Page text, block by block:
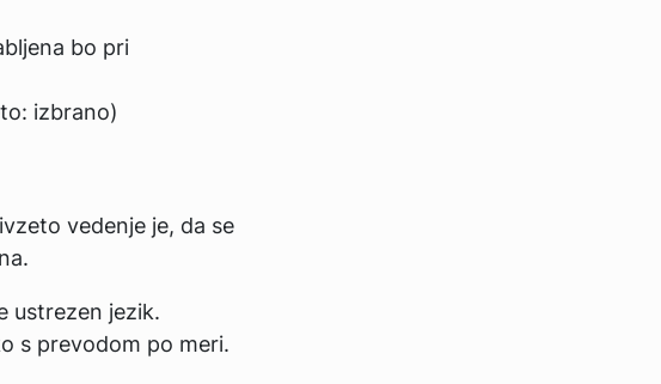
bo pri
izbrano)
vedenje je, da se
ustrezen jezik.
s prevodom po meri.